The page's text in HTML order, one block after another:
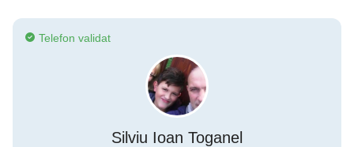
Telefon validat
Silviu Ioan Toganel